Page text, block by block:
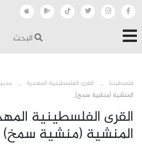
البحث
فلسطيننا القرى الفلسطينية المهجرة
المنشية (منشية سمخ)
القرى الفلسطينية
المنشية (منشية سمخ)